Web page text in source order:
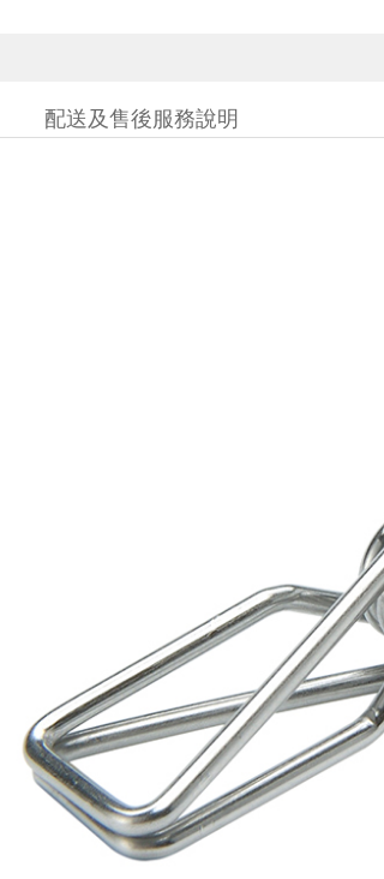
配送及售後服務說明